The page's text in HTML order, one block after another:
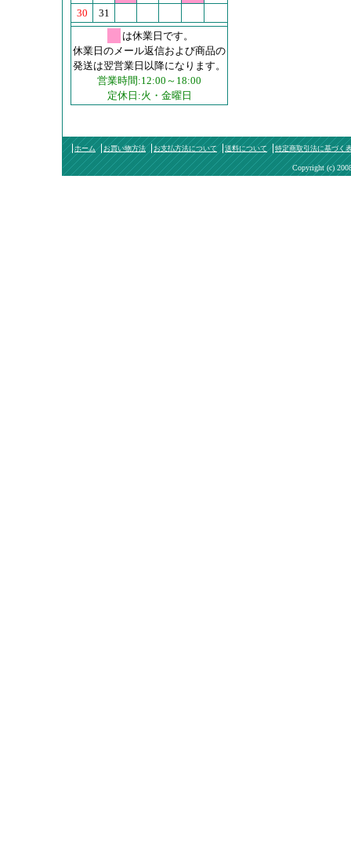
30
31
は休業日です。
休業日のメール返信および商品の
発送は翌営業日以降になります。
営業時間:12:00～18:00
定休日:火・金曜日
ホーム お買い物方法 お支払方法について 送料について 特定商取引法に基づく
Copyright (c)